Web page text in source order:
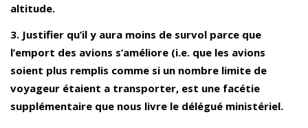
altitude.
3. Justifier qu’il y aura moins de survol parce que
l’emport des avions s’améliore (i.e. que les avions
soient plus remplis comme si un nombre limite de
voyageur étaient a transporter, est une facétie
supplémentaire que nous livre le délégué ministériel.